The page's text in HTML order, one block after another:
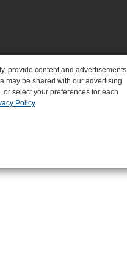
provide content and advertisements
may be shared with our advertising
or select your preferences for each
Policy.